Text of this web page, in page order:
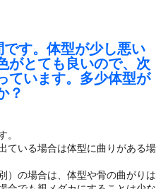
す。体型が少し悪い
がとても良いので、次
ています。多少体型が
？
。
ている場合は体型に曲りがある場
）の場合は、体型や骨の曲がりは